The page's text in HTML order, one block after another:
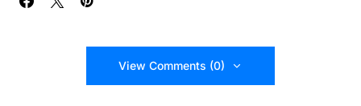
View Comments (0)